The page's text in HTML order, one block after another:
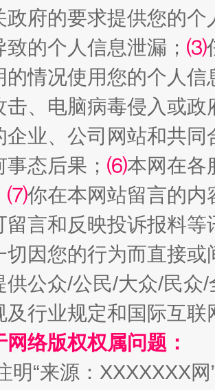
大学，有这些资助 “
残疾人未来5年
政府的要求提供您的个
的个人信息泄漏； ⑶
的情况使用您的个人
击、电脑病毒侵入或
企业、公司网站和共
态后果； ⑹本网在各
⑺你在本网站留言的内
留言和反映投诉报料
切因您的行为而直接
供公众/公民/大众/民
及行业规定和国际互
络版权权属问题：
明“来源：XXXXXXX